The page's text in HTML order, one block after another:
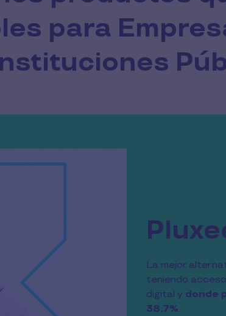
para
La mejor
teniendo
digital y donde
38,7%.